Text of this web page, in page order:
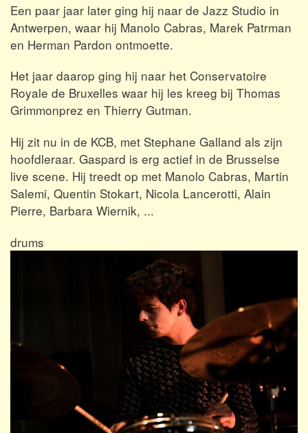
Een paar jaar later ging hij naar de Jazz Studio in
Antwerpen, waar hij Manolo Cabras, Marek Patrman
en Herman Pardon ontmoette.
Het jaar daarop ging hij naar het Conservatoire
Royale de Bruxelles waar hij les kreeg bij Thomas
Grimmonprez en Thierry Gutman.
Hij zit nu in de KCB, met Stephane Galland als zijn
hoofdleraar. Gaspard is erg actief in de Brusselse
live scene. Hij treedt op met Manolo Cabras, Martin
Salemi, Quentin Stokart, Nicola Lancerotti, Alain
Pierre, Barbara Wiernik, ...
drums